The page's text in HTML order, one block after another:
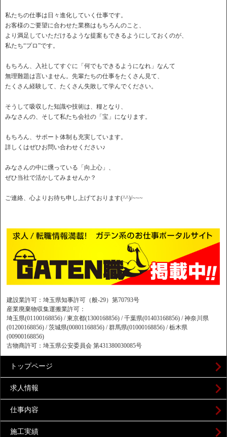
私たちの仕事は日々進化していく仕事です。
お客様のご要望に合わせた業務はもちろんのこと、
より満足していただけるような提案もできるようにしておくのが、
私たち“プロ”です。
もちろん、入社してすぐに「何でもできるようになれ」なんて
無理難題は言いません。先輩たちの仕事をたくさん見て、
たくさん経験して、たくさん失敗して学んでください。
そうして吸収した知識や技術は、糧となり、
みなさんの、そして私たち会社の「宝」になります。
もちろん、サポート体制も充実しています。
詳しくはぜひお問い合わせください♪
みなさんの中に燻っている「向上心」、
ぜひ当社で活かしてみませんか？
ご連絡、心よりお待ち申し上げております(^^)/~~~
建設業許可：埼玉県知事許可（般-29）第70793号
産業廃棄物収集運搬業許可：
埼玉県(01100168856) / 東京都(1300168856) / 千葉県(01403168856) / 神奈川県
(01200168856) / 茨城県(00801168856) / 群馬県(01000168856) / 栃木県
(00900168856)
古物商許可：埼玉県公安委員会 第431380030085号
トップページ
求人情報
仕事内容
施工実績